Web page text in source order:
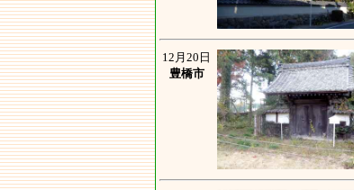
12月20日
豊橋市